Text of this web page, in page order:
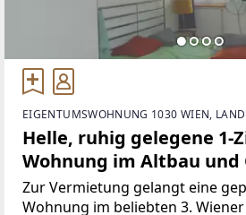
EIGENTUMSWOHNUNG 1030 WIEN,
Helle, ruhig gelegene 1-
Wohnung im Altbau und
den Innenhof
Zur Vermietung gelangt eine
Wohnung im beliebten 3.